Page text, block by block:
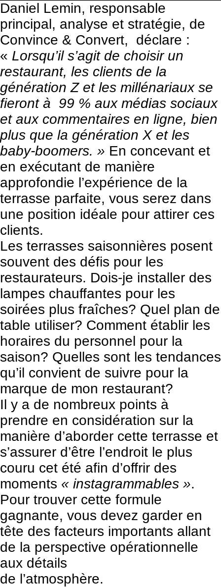
Daniel Lemin, responsable
principal, analyse et stratégie, de
Convince & Convert, déclare :
« Lorsqu’il s’agit de choisir un
restaurant, les clients de la
génération Z et les millénariaux se
fieront à 99 % aux médias sociaux
et aux commentaires en ligne, bien
plus que la génération X et les
baby-boomers. » En concevant et
en exécutant de manière
approfondie l’expérience de la
terrasse parfaite, vous serez dans
une position idéale pour attirer ces
clients.
Les terrasses saisonnières posent
souvent des défis pour les
restaurateurs. Dois-je installer des
lampes chauffantes pour les
soirées plus fraîches? Quel plan de
table utiliser? Comment établir les
horaires du personnel pour la
saison? Quelles sont les tendances
qu’il convient de suivre pour la
marque de mon restaurant?
Il y a de nombreux points à
prendre en considération sur la
manière d’aborder cette terrasse et
s’assurer d’être l’endroit le plus
couru cet été afin d’offrir des
moments « instagrammables ».
Pour trouver cette formule
gagnante, vous devez garder en
tête des facteurs importants allant
de la perspective opérationnelle
aux détails
de l’atmosphère.